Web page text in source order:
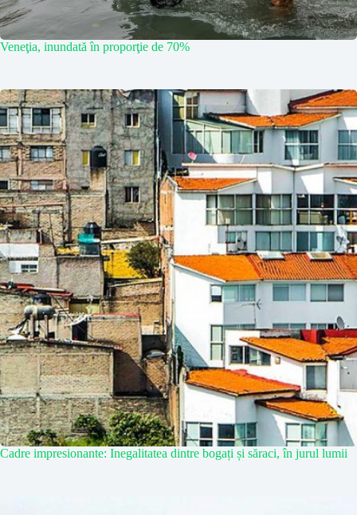
Veneţia, inundată în proporţie de 70%
Cadre impresionante: Inegalitatea dintre bogați și săraci, în jurul lumii